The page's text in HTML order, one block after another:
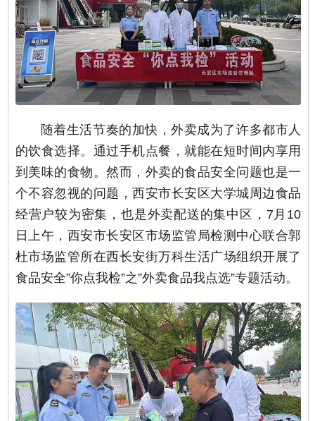
随着生活节奏的加快，外卖成为了许多都市人
的饮食选择。通过手机点餐，就能在短时间内享用
到美味的食物。然而，外卖的食品安全问题也是一
个不容忽视的问题，西安市长安区大学城周边食品
经营户较为密集，也是外卖配送的集中区，7月10
日上午，西安市长安区市场监管局检测中心联合郭
杜市场监管所在西长安街万科生活广场组织开展了
食品安全”你点我检”之”外卖食品我点选”专题活动。